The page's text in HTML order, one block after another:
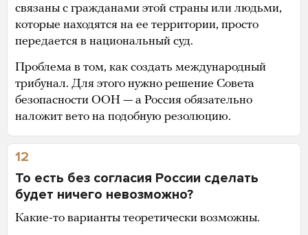
связаны с гражданами этой страны или людьми,
которые находятся на ее территории, просто
передается в национальный суд.
Проблема в том, как создать международный
трибунал. Для этого нужно решение Совета
безопасности ООН — а Россия обязательно
наложит вето на подобную резолюцию.
12
То есть без согласия России сделать
будет ничего невозможно?
Какие-то варианты теоретически возможны.